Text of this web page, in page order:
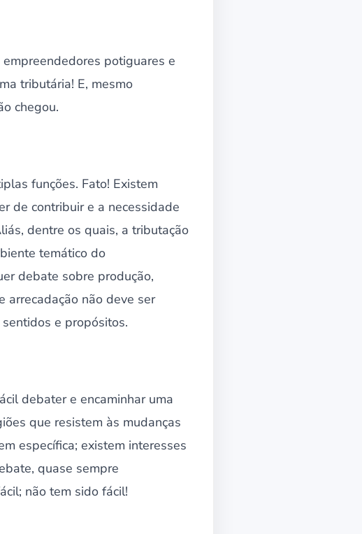
potiguares e
tributária! E, mesmo
chegou.
funções. Fato! Existem
de contribuir e a necessidade
dentre os quais, a tributação
temático do
debate sobre produção,
arrecadação não deve ser
e propósitos.
debater e encaminhar uma
que resistem às mudanças
específica; existem interesses
quase sempre
não tem sido fácil!